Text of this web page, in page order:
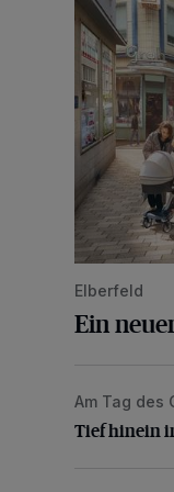
Elberfeld
Ein
Tief hinein
Am Tag des
Tief hinein